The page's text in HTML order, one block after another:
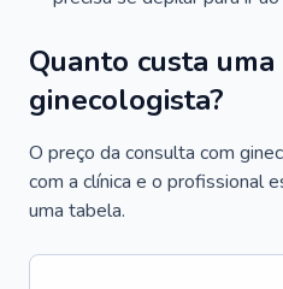
Quanto custa
ginecologista?
O preço da consulta com
com a clínica e o profissional
uma tabela.